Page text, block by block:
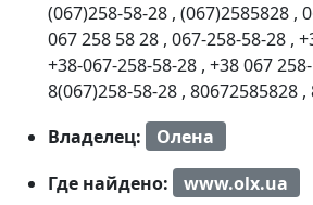
(067)258-58-28 , (067)2585828 ,
067 258 58 28 , 067-258-58-28 ,
+38-067-258-58-28 , +38 067
8(067)258-58-28 , 80672585828 ,
Владелец:
Олена
Где найдено:
www.olx.ua